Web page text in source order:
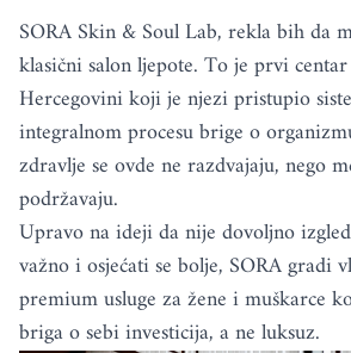
SORA Skin & Soul Lab, rekla bih da
klasični salon ljepote. To je prvi
Hercegovini koji je njezi pristupio
integralnom procesu brige o
zdravlje se ovde ne razdvajaju, nego
podržavaju.
Upravo na ideji da nije dovoljno
važno i osjećati se bolje, SORA gradi
premium usluge za žene i muškarce
briga o sebi investicija, a ne luksuz.